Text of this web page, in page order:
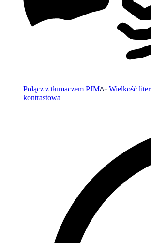
Połącz z tłumaczem PJM Wielkość liter
kontrastowa